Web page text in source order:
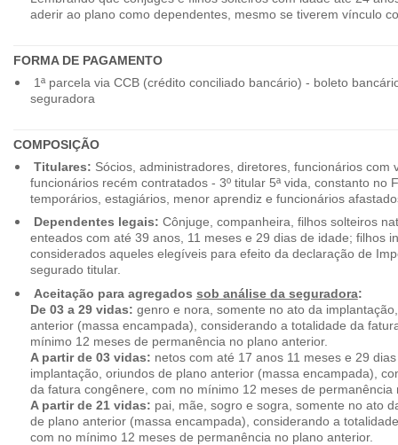
aderir ao plano como dependentes, mesmo se tiverem vínculo
FORMA DE PAGAMENTO
1ª parcela via CCB (crédito conciliado bancário) - boleto
seguradora
COMPOSIÇÃO
Titulares: Sócios, administradores, diretores, funcionários com
funcionários recém contratados - 3º titular 5ª vida, constanto no
temporários, estagiários, menor aprendiz e funcionários
Dependentes legais: Cônjuge, companheira, filhos solteiros
enteados com até 39 anos, 11 meses e 29 dias de idade; filhos
considerados aqueles elegíveis para efeito da declaração de
segurado titular.
Aceitação para agregados sob análise da seguradora:
De 03 a 29 vidas: genro e nora, somente no ato da
anterior (massa encampada), considerando a totalidade da
mínimo 12 meses de permanência no plano anterior.
A partir de 03 vidas: netos com até 17 anos 11 meses e 29
implantação, oriundos de plano anterior (massa encampada),
da fatura congênere, com no mínimo 12 meses de permanência
A partir de 21 vidas: pai, mãe, sogro e sogra, somente no ato
de plano anterior (massa encampada), considerando a
com no mínimo 12 meses de permanência no plano anterior.